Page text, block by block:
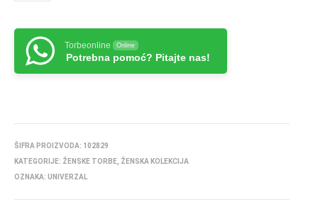
Torbeonline Online
Potrebna pomoć? Pitajte nas!
ŠIFRA PROIZVODA: 102829
KATEGORIJE: ŽENSKE TORBE ŽENSKA KOLEKCIJA
OZNAKA: UNIVERZAL